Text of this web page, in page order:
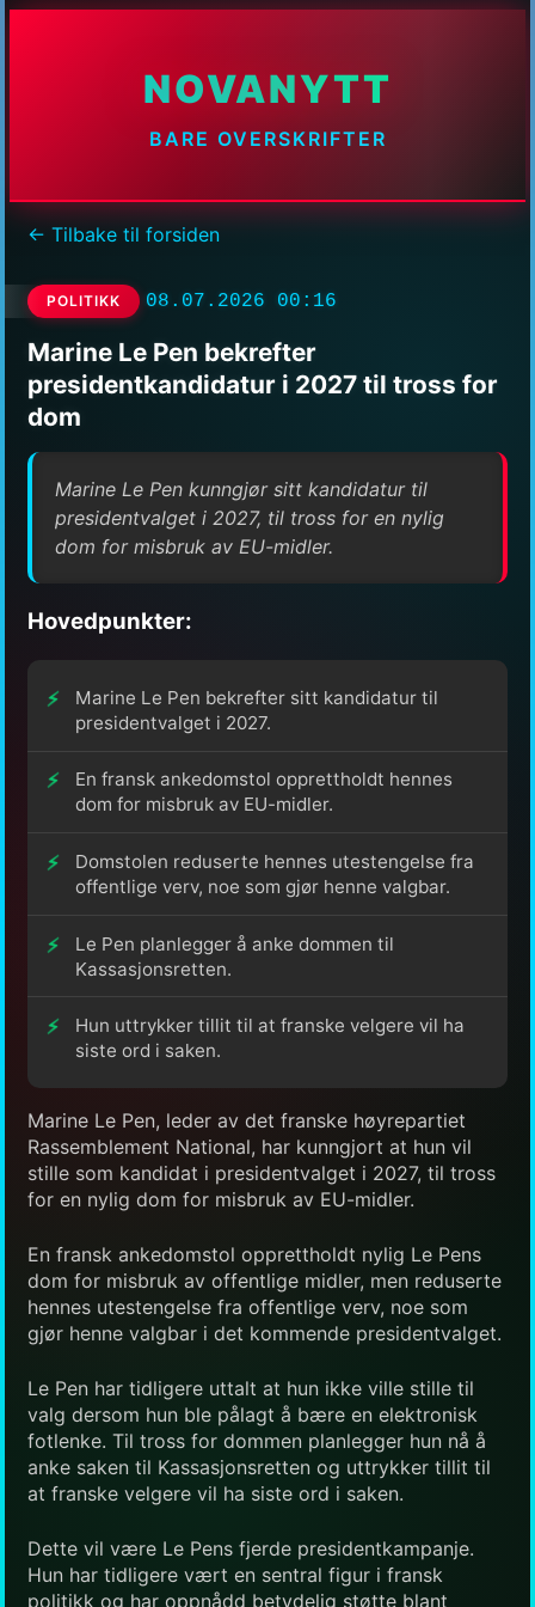
NOVANYTT
BARE OVERSKRIFTER
← Tilbake til forsiden
POLITIKK 08.07.2026 00:16
Marine Le Pen bekrefter
presidentkandidatur i 2027 til tross for
dom
Marine Le Pen kunngjør sitt kandidatur til
presidentvalget i 2027, til tross for en nylig
dom for misbruk av EU-midler.
Hovedpunkter:
Marine Le Pen bekrefter sitt kandidatur til
presidentvalget i 2027.
En fransk ankedomstol opprettholdt hennes
dom for misbruk av EU-midler.
Domstolen reduserte hennes utestengelse fra
offentlige verv, noe som gjør henne valgbar.
Le Pen planlegger å anke dommen til
Kassasjonsretten.
Hun uttrykker tillit til at franske velgere vil ha
siste ord i saken.
Marine Le Pen, leder av det franske høyrepartiet
Rassemblement National, har kunngjort at hun vil
stille som kandidat i presidentvalget i 2027, til tross
for en nylig dom for misbruk av EU-midler.
En fransk ankedomstol opprettholdt nylig Le Pens
dom for misbruk av offentlige midler, men reduserte
hennes utestengelse fra offentlige verv, noe som
gjør henne valgbar i det kommende presidentvalget.
Le Pen har tidligere uttalt at hun ikke ville stille til
valg dersom hun ble pålagt å bære en elektronisk
fotlenke. Til tross for dommen planlegger hun nå å
anke saken til Kassasjonsretten og uttrykker tillit til
at franske velgere vil ha siste ord i saken.
Dette vil være Le Pens fjerde presidentkampanje.
Hun har tidligere vært en sentral figur i fransk
politikk og har oppnådd betydelig støtte blant